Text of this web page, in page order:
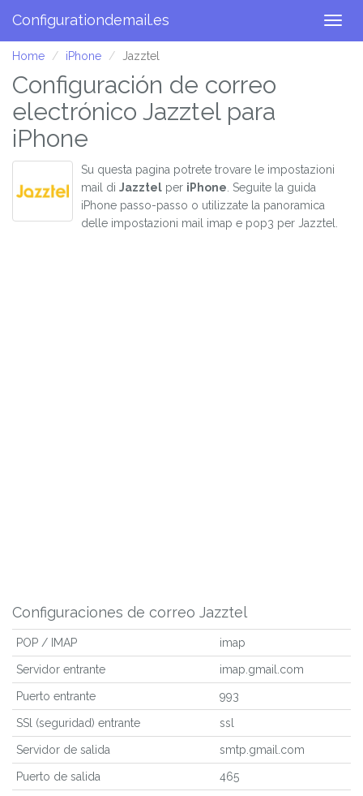
Configurationdemail.es
Home iPhone Jazztel
Configuración de correo
electrónico Jazztel para
iPhone
Su questa pagina potrete trovare le impostazioni
mail di Jazztel per iPhone . Seguite la guida
iPhone passo-passo o utilizzate la panoramica
delle impostazioni mail imap e pop3 per Jazztel.
Configuraciones de correo Jazztel
POP / IMAP imap
Servidor entrante imap.gmail.com
Puerto entrante 993
SSl (seguridad) entrante ssl
Servidor de salida smtp.gmail.com
Puerto de salida 465